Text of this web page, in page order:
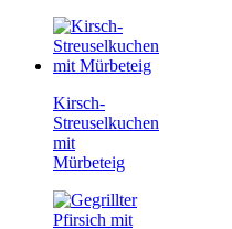
Kirsch-
Streuselkuchen
mit
Mürbeteig